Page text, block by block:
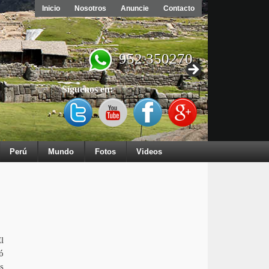
Inicio Nosotros Anuncie Contacto
952 350270
Síguenos en:
Perú Mundo Fotos Videos